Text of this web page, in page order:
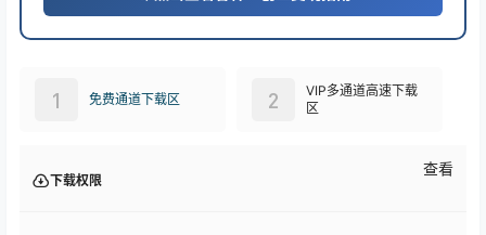
免费通道下载区
1
VIP多通道高速下载
区
2
下载权限
查看